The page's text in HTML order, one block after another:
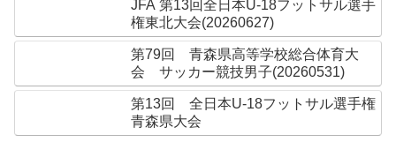
JFA 第13回全日本U-18フットサル選手
権東北大会(20260627)
第79回 青森県高等学校総合体育大
会 サッカー競技男子(20260531)
第13回 全日本U-18フットサル選手権
青森県大会